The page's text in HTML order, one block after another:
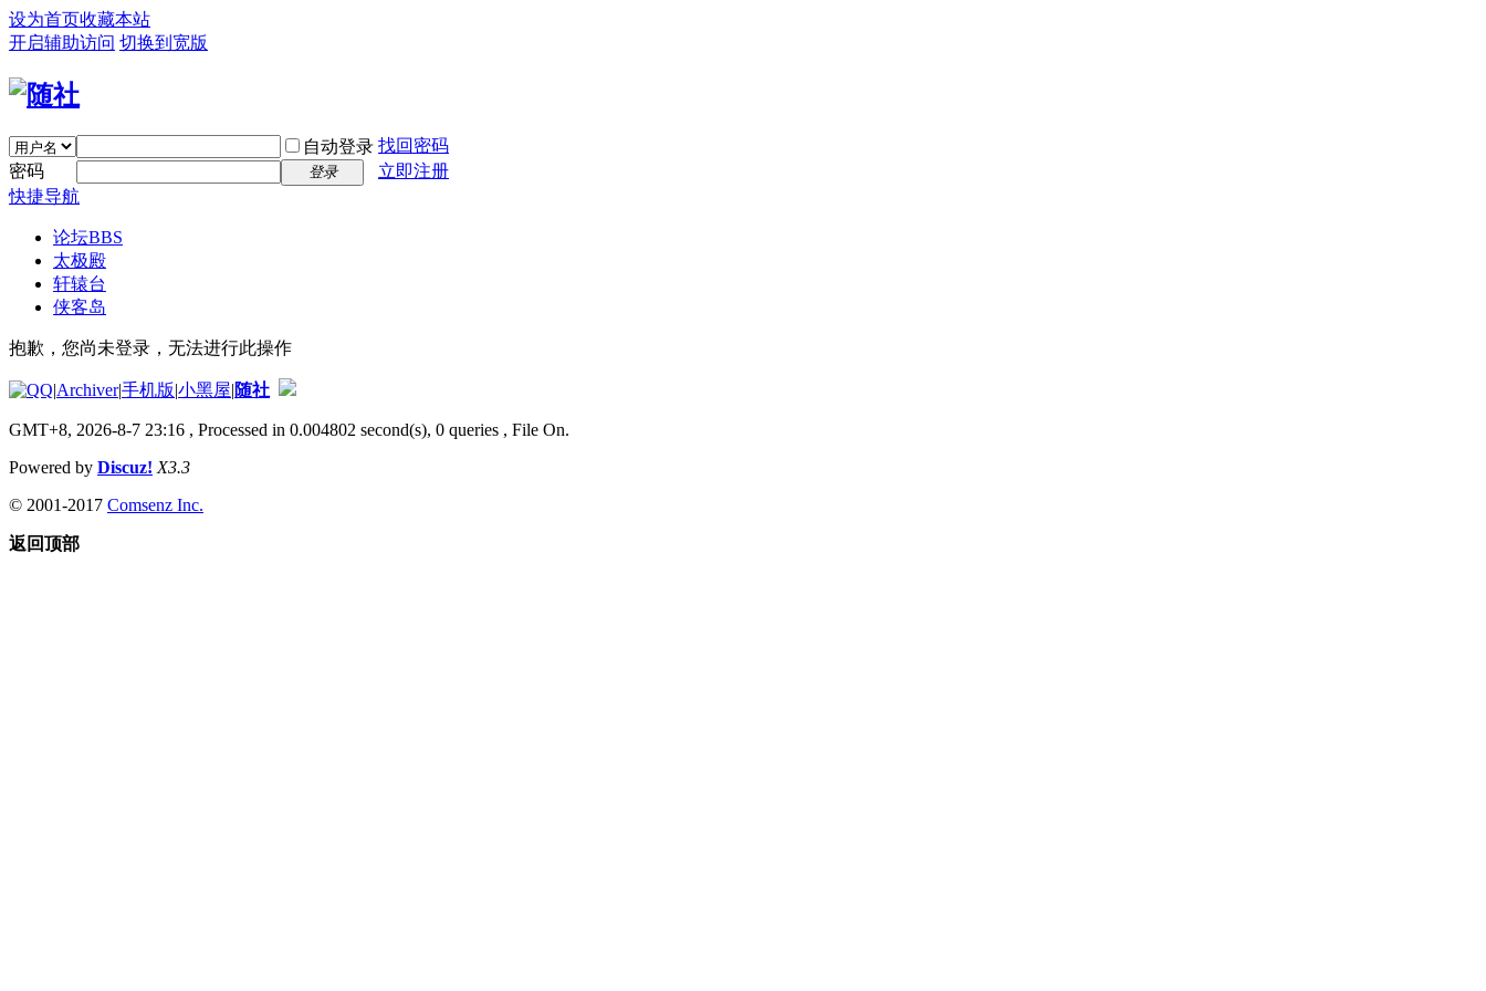
设为首页收藏本站
开启辅助访问 切换到宽版
自动登录 找回密码
密码
登录
立即注册
快捷导航
论坛BBS
太极殿
轩辕台
侠客岛
抱歉，您尚未登录，无法进行此操作
|Archiver|手机版|小黑屋|随社
GMT+8, 2026-8-7 23:16 , Processed in 0.004802 second(s), 0 queries , File On.
Powered by Discuz! X3.3
© 2001-2017 Comsenz Inc.
返回顶部